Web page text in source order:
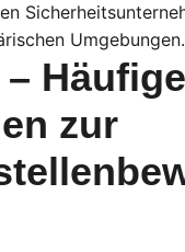
Umgebungen.
– Häufige
zur